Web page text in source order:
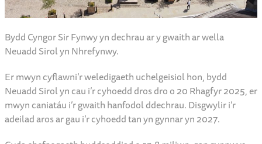
Bydd Cyngor Sir Fynwy yn dechrau ar y gwaith ar wella